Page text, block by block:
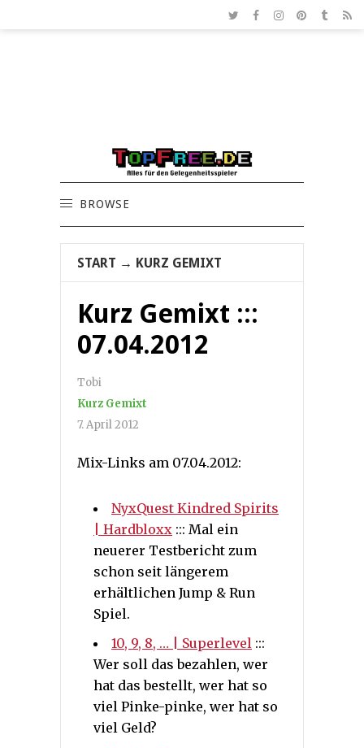
BROWSE
START → KURZ GEMIXT
Kurz Gemixt :::
07.04.2012
Tobi
Kurz Gemixt
7. April 2012
Mix-Links am 07.04.2012:
NyxQuest Kindred Spirits
| Hardbloxx ::: Mal ein
neuerer Testbericht zum
schon seit längerem
erhältlichen Jump & Run
Spiel.
10, 9, 8, … | Superlevel :::
Wer soll das bezahlen, wer
hat das bestellt, wer hat so
viel Pinke-pinke, wer hat so
viel Geld?